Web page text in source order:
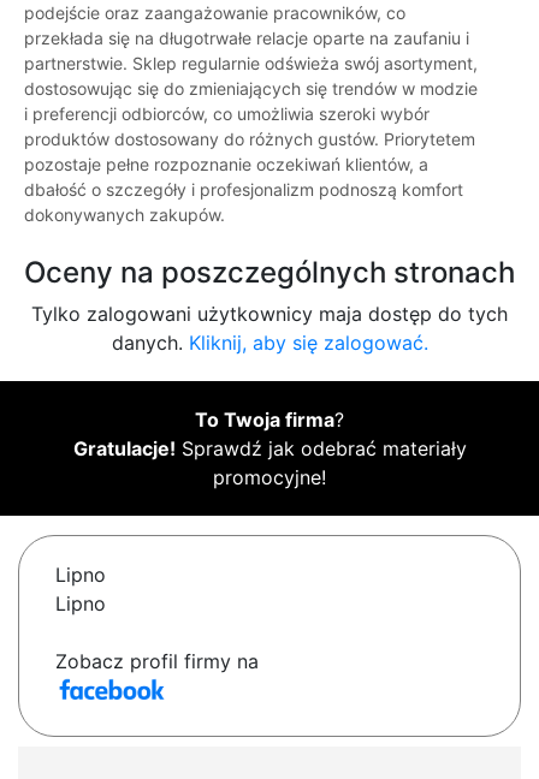
podejście oraz zaangażowanie pracowników, co
przekłada się na długotrwałe relacje oparte na zaufaniu i
partnerstwie. Sklep regularnie odświeża swój asortyment,
dostosowując się do zmieniających się trendów w modzie
i preferencji odbiorców, co umożliwia szeroki wybór
produktów dostosowany do różnych gustów. Priorytetem
pozostaje pełne rozpoznanie oczekiwań klientów, a
dbałość o szczegóły i profesjonalizm podnoszą komfort
dokonywanych zakupów.
Oceny na poszczególnych stronach
Tylko zalogowani użytkownicy maja dostęp do tych
danych. Kliknij, aby się zalogować.
To Twoja firma?
Gratulacje! Sprawdź jak odebrać materiały
promocyjne!
Lipno
Lipno
Zobacz profil firmy na